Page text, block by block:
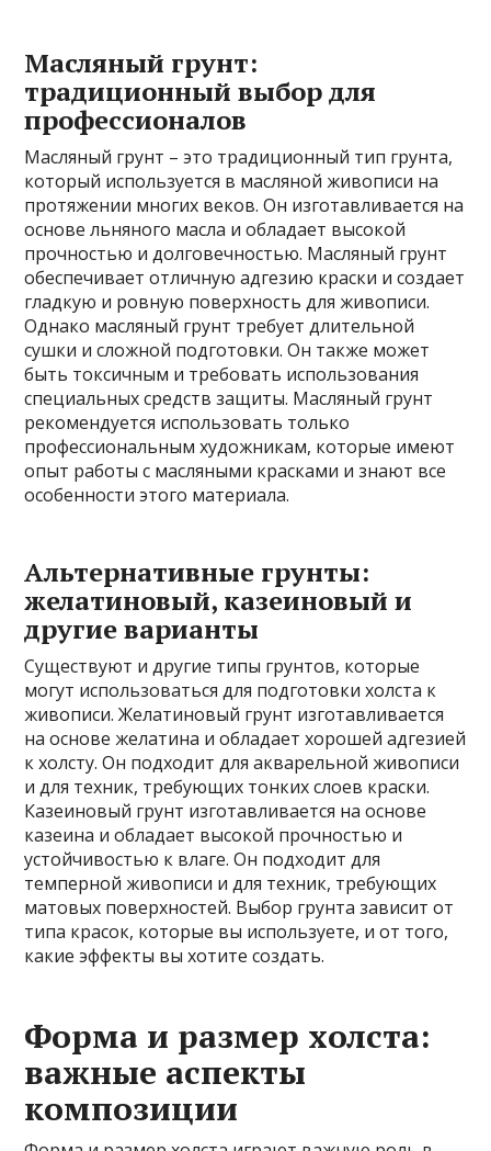
Масляный грунт:
традиционный выбор для
профессионалов
Масляный грунт – это традиционный тип грунта,
который используется в масляной живописи на
протяжении многих веков. Он изготавливается на
основе льняного масла и обладает высокой
прочностью и долговечностью. Масляный грунт
обеспечивает отличную адгезию краски и создает
гладкую и ровную поверхность для живописи.
Однако масляный грунт требует длительной
сушки и сложной подготовки. Он также может
быть токсичным и требовать использования
специальных средств защиты. Масляный грунт
рекомендуется использовать только
профессиональным художникам, которые имеют
опыт работы с масляными красками и знают все
особенности этого материала.
Альтернативные грунты:
желатиновый, казеиновый и
другие варианты
Существуют и другие типы грунтов, которые
могут использоваться для подготовки холста к
живописи. Желатиновый грунт изготавливается
на основе желатина и обладает хорошей адгезией
к холсту. Он подходит для акварельной живописи
и для техник, требующих тонких слоев краски.
Казеиновый грунт изготавливается на основе
казеина и обладает высокой прочностью и
устойчивостью к влаге. Он подходит для
темперной живописи и для техник, требующих
матовых поверхностей. Выбор грунта зависит от
типа красок, которые вы используете, и от того,
какие эффекты вы хотите создать.
Форма и размер холста:
важные аспекты
композиции